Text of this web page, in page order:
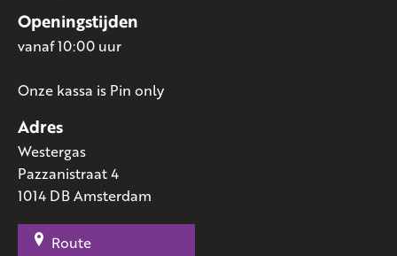
Adres
Westergas
Pazzanistraat 4
1014 DB Amsterdam
Route
Openingstijden
vanaf 10:00 uur
Onze kassa is Pin only